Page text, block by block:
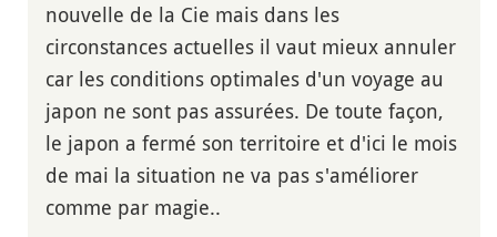
nouvelle de la Cie mais dans les
circonstances actuelles il vaut mieux annuler
car les conditions optimales d'un voyage au
japon ne sont pas assurées. De toute façon,
le japon a fermé son territoire et d'ici le mois
de mai la situation ne va pas s'améliorer
comme par magie..